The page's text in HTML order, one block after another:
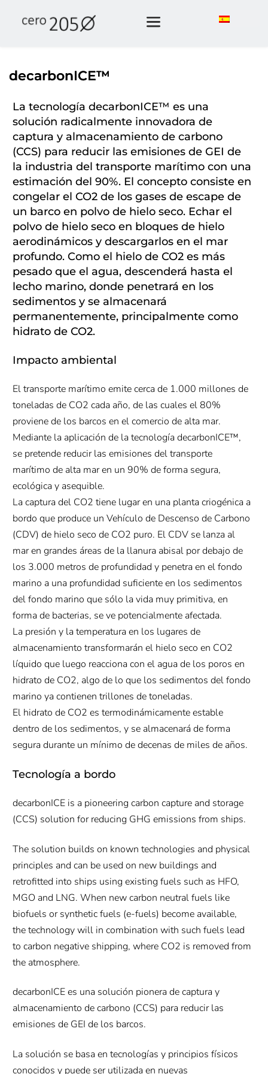
decarbonICE™
La tecnología decarbonICE™ es una
solución radicalmente innovadora de
captura y almacenamiento de carbono
(CCS) para reducir las emisiones de GEI de
la industria del transporte marítimo con una
estimación del 90%. El concepto consiste en
congelar el CO2 de los gases de escape de
un barco en polvo de hielo seco. Echar el
polvo de hielo seco en bloques de hielo
aerodinámicos y descargarlos en el mar
profundo. Como el hielo de CO2 es más
pesado que el agua, descenderá hasta el
lecho marino, donde penetrará en los
sedimentos y se almacenará
permanentemente, principalmente como
hidrato de CO2.
Impacto ambiental
El transporte marítimo emite cerca de 1.000 millones de
toneladas de CO2 cada año, de las cuales el 80%
proviene de los barcos en el comercio de alta mar.
Mediante la aplicación de la tecnología decarbonICE™,
se pretende reducir las emisiones del transporte
marítimo de alta mar en un 90% de forma segura,
ecológica y asequible.
La captura del CO2 tiene lugar en una planta criogénica a
bordo que produce un Vehículo de Descenso de Carbono
(CDV) de hielo seco de CO2 puro. El CDV se lanza al
mar en grandes áreas de la llanura abisal por debajo de
los 3.000 metros de profundidad y penetra en el fondo
marino a una profundidad suficiente en los sedimentos
del fondo marino que sólo la vida muy primitiva, en
forma de bacterias, se ve potencialmente afectada.
La presión y la temperatura en los lugares de
almacenamiento transformarán el hielo seco en CO2
líquido que luego reacciona con el agua de los poros en
hidrato de CO2, algo de lo que los sedimentos del fondo
marino ya contienen trillones de toneladas.
El hidrato de CO2 es termodinámicamente estable
dentro de los sedimentos, y se almacenará de forma
segura durante un mínimo de decenas de miles de años.
Tecnología a bordo
decarbonICE is a pioneering carbon capture and storage
(CCS) solution for reducing GHG emissions from ships.
The solution builds on known technologies and physical
principles and can be used on new buildings and
retrofitted into ships using existing fuels such as HFO,
MGO and LNG. When new carbon neutral fuels like
biofuels or synthetic fuels (e-fuels) become available,
the technology will in combination with such fuels lead
to carbon negative shipping, where CO2 is removed from
the atmosphere.
decarbonICE es una solución pionera de captura y
almacenamiento de carbono (CCS) para reducir las
emisiones de GEI de los barcos.
La solución se basa en tecnologías y principios físicos
conocidos y puede ser utilizada en nuevas